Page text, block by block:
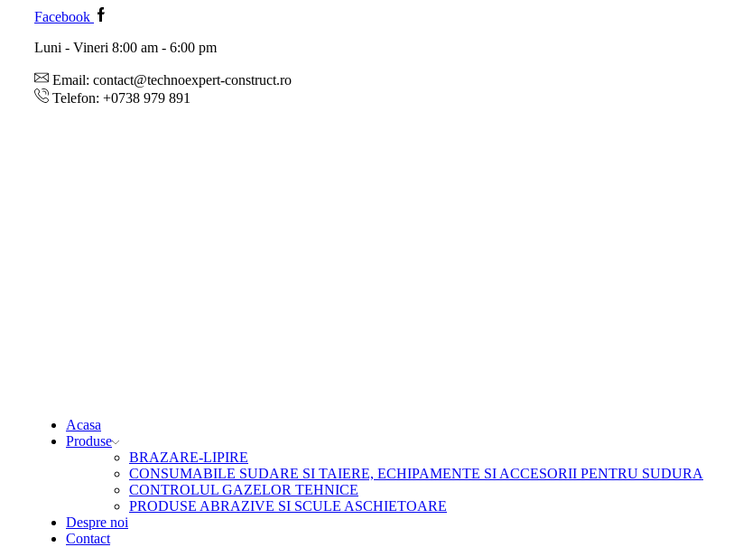
Facebook
Luni - Vineri 8:00 am - 6:00 pm
Email: contact@technoexpert-construct.ro
Telefon: +0738 979 891
Acasa
Produse
BRAZARE-LIPIRE
CONSUMABILE SUDARE SI TAIERE, ECHIPAMENTE SI ACCESORII PENTRU SUDURA
CONTROLUL GAZELOR TEHNICE
PRODUSE ABRAZIVE SI SCULE ASCHIETOARE
Despre noi
Contact